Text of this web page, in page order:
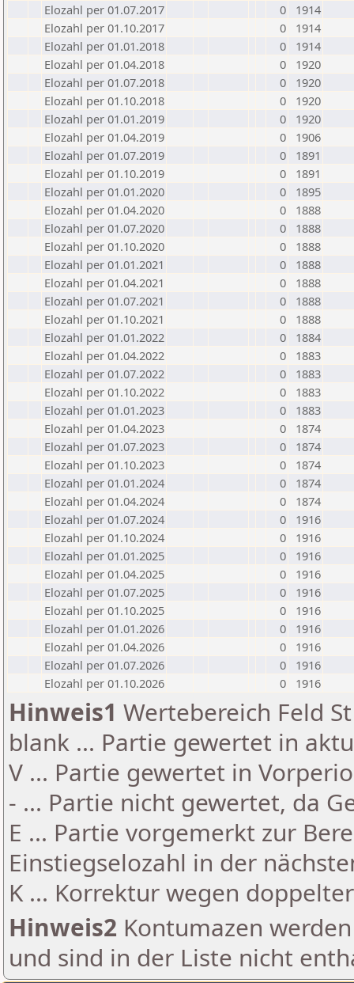
Elozahl per 01.07.2017
0
1914
Elozahl per 01.10.2017
0
1914
Elozahl per 01.01.2018
0
1914
Elozahl per 01.04.2018
0
1920
Elozahl per 01.07.2018
0
1920
Elozahl per 01.10.2018
0
1920
Elozahl per 01.01.2019
0
1920
Elozahl per 01.04.2019
0
1906
Elozahl per 01.07.2019
0
1891
Elozahl per 01.10.2019
0
1891
Elozahl per 01.01.2020
0
1895
Elozahl per 01.04.2020
0
1888
Elozahl per 01.07.2020
0
1888
Elozahl per 01.10.2020
0
1888
Elozahl per 01.01.2021
0
1888
Elozahl per 01.04.2021
0
1888
Elozahl per 01.07.2021
0
1888
Elozahl per 01.10.2021
0
1888
Elozahl per 01.01.2022
0
1884
Elozahl per 01.04.2022
0
1883
Elozahl per 01.07.2022
0
1883
Elozahl per 01.10.2022
0
1883
Elozahl per 01.01.2023
0
1883
Elozahl per 01.04.2023
0
1874
Elozahl per 01.07.2023
0
1874
Elozahl per 01.10.2023
0
1874
Elozahl per 01.01.2024
0
1874
Elozahl per 01.04.2024
0
1874
Elozahl per 01.07.2024
0
1916
Elozahl per 01.10.2024
0
1916
Elozahl per 01.01.2025
0
1916
Elozahl per 01.04.2025
0
1916
Elozahl per 01.07.2025
0
1916
Elozahl per 01.10.2025
0
1916
Elozahl per 01.01.2026
0
1916
Elozahl per 01.04.2026
0
1916
Elozahl per 01.07.2026
0
1916
Elozahl per 01.10.2026
0 1916
Hinweis1 Wertebereich Feld
blank ... Partie gewertet in
V ... Partie gewertet in
- ... Partie nicht gewertet, da
E ... Partie vorgemerkt zur
Einstiegselozahl in der
K ... Korrektur wegen
Hinweis2 Kontumazen
und sind in der Liste nicht